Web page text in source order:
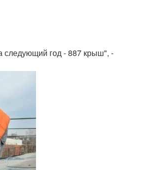
следующий год - 887 крыш", -